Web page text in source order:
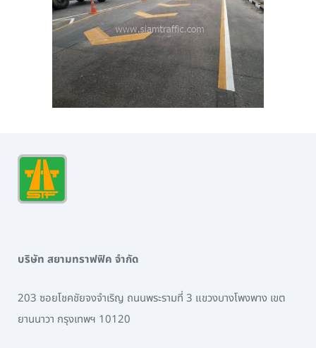
บริษัท สยามทราฟฟิค จำกัด
203 ซอยโชคชัยจงจำเริญ ถนนพระรามที่ 3 แขวงบางโพงพาง เขต
ยานนาวา กรุงเทพฯ 10120